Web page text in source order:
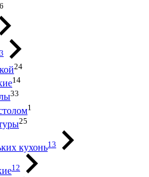
24
14
33
1
25
кухонь13
12